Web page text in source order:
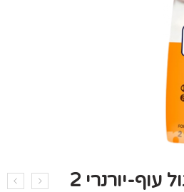
קלוב 4 מזון לחתול עוף-יורנרי 2